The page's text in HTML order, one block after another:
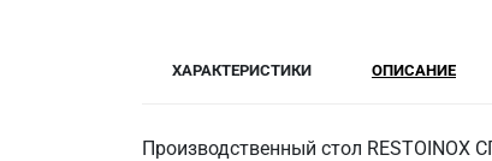
ХАРАКТЕРИСТИКИ ОПИСАНИЕ
Производственный стол